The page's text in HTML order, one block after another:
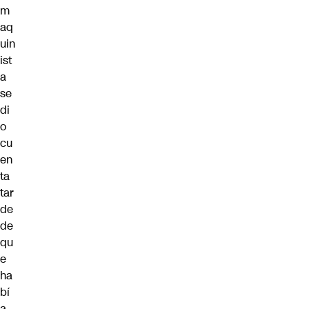
m
aq
uin
ist
a
se
di
o
cu
en
ta
tar
de
de
qu
e
ha
bí